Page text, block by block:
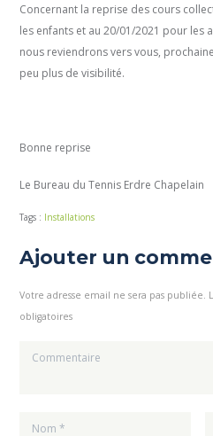
Concernant la reprise des cours
les enfants et au 20/01/2021 pour les
nous reviendrons vers vous,
peu plus de visibilité.
Bonne reprise
Le Bureau du Tennis Erdre Chapelain
Tags : Installations
Ajouter un
Votre adresse email ne sera pas publiée.
obligatoires